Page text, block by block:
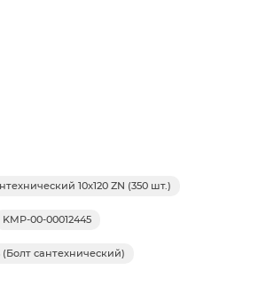
10x120 ZN (350 шт.)
KMP-00-00012445
(Болт сантехнический)